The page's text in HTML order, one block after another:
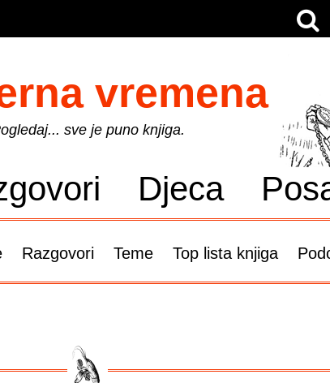
vremena
sve je puno knjiga.
Djeca
Razgovori Teme Top lista knjiga